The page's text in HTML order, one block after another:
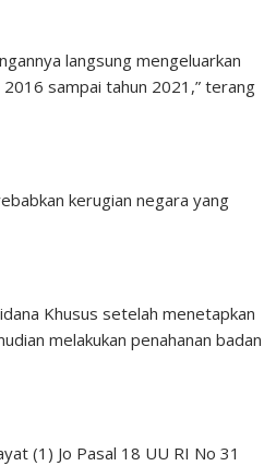
langsung mengeluarkan
sampai tahun 2021,” terang
kerugian negara yang
Khusus setelah menetapkan
melakukan penahanan badan
(1) Jo Pasal 18 UU RI No 31